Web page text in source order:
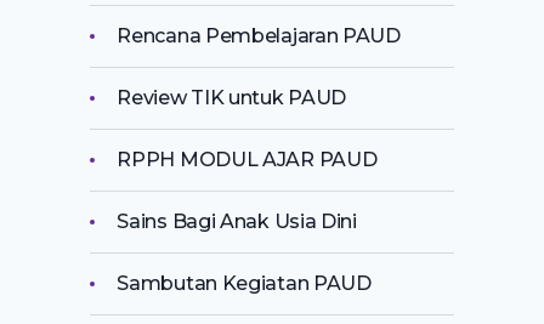
Rencana Pembelajaran PAUD
Review TIK untuk PAUD
RPPH MODUL AJAR PAUD
Sains Bagi Anak Usia Dini
Sambutan Kegiatan PAUD